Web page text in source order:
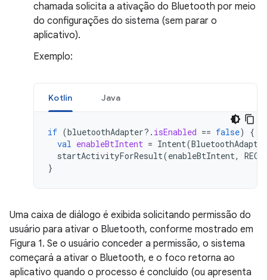
chamada solicita a ativação do Bluetooth por meio
do configurações do sistema (sem parar o
aplicativo).
Exemplo:
Kotlin Java
if (bluetoothAdapter?. isEnabled == false)
{
val enableBtIntent = Intent(BluetoothAdapter
startActivityForResult(enableBtIntent,
}
Uma caixa de diálogo é exibida solicitando permissão do
usuário para ativar o Bluetooth, conforme mostrado em
Figura 1. Se o usuário conceder a permissão, o sistema
começará a ativar o Bluetooth, e o foco retorna ao
aplicativo quando o processo é concluído (ou apresenta